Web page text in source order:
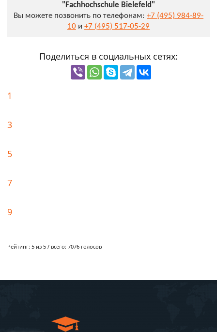
"Fachhochschule Bielefeld"
Вы можете позвонить по телефонам: +7 (495) 984-89-
10 и +7 (495) 517-05-29
Поделиться в социальных сетях:
1
3
5
7
9
Рейтинг: 5 из 5 / всего: 7076 голосов